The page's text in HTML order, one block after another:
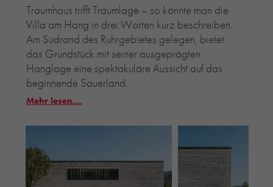
Traumhaus trifft Traumlage – so könnte man die
Villa am Hang in drei Worten kurz beschreiben.
Am Südrand des Ruhrgebietes gelegen, bietet
das Grundstück mit seiner ausgeprägten
Hanglage eine spektakuläre Aussicht auf das
beginnende Sauerland.
Mehr lesen....